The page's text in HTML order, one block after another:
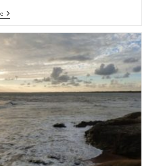
L’espoir
Au